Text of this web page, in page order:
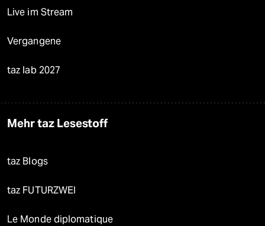
Live im Stream
Vergangene
taz lab 2027
Mehr taz Lesestoff
taz Blogs
taz FUTURZWEI
Le Monde diplomatique